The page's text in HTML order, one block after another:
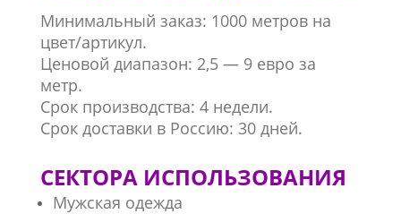
Минимальный заказ: 1000 метров на
цвет/артикул.
Ценовой диапазон: 2,5 — 9 евро за
метр.
Срок производства: 4 недели.
Срок доставки в Россию: 30 дней.
СЕКТОРА ИСПОЛЬЗОВАНИЯ
Мужская одежда